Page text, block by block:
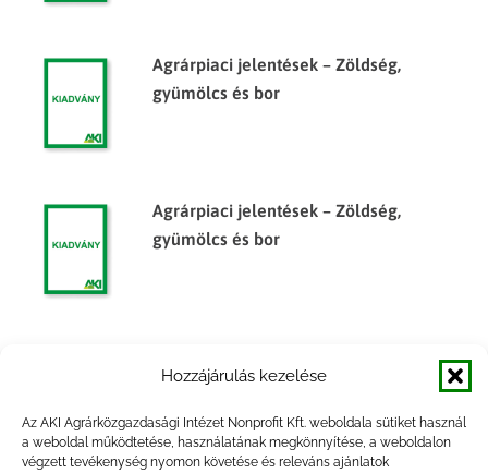
Hozzájárulás kezelése
Az AKI Agrárközgazdasági Intézet Nonprofit Kft. weboldala sütiket használ
a weboldal működtetése, használatának megkönnyítése, a weboldalon
végzett tevékenység nyomon követése és releváns ajánlatok
Agrárpiaci jelentések – Zöldség,
gyümölcs és bor
Agrárpiaci jelentések – Zöldség,
gyümölcs és bor
gyümölcs és bor